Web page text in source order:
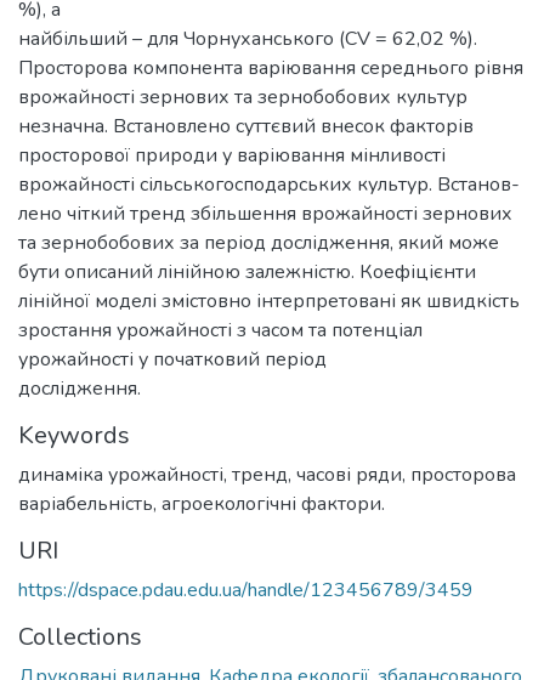
%), а
найбільший – для Чорнуханського (CV = 62,02 %).
Просторова компонента варіювання середнього рівня
врожайності зернових та зернобобових культур
незначна. Встановлено суттєвий внесок факторів
просторової природи у варіювання мінливості
врожайності сільськогосподарських культур. Встанов-
лено чіткий тренд збільшення врожайності зернових
та зернобобових за період дослідження, який може
бути описаний лінійною залежністю. Коефіцієнти
лінійної моделі змістовно інтерпретовані як швидкість
зростання урожайності з часом та потенціал
урожайності у початковий період
дослідження.
Keywords
динаміка урожайності, тренд, часові ряди, просторова
варіабельність, агроекологічні фактори.
URI
https://dspace.pdau.edu.ua/handle/123456789/3459
Collections